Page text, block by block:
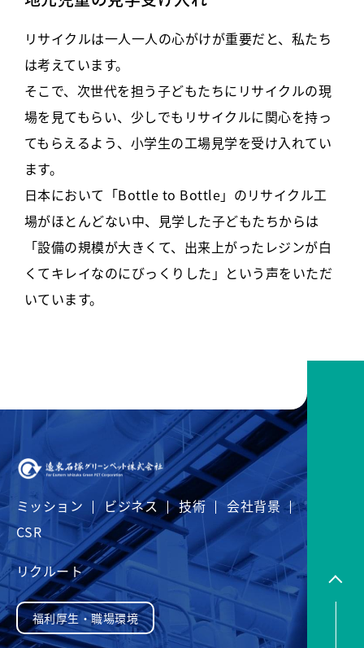
リサイクルは一人一人の心がけが重要だと、私たち
は考えています。
そこで、次世代を担う子どもたちにリサイクルの現
場を見てもらい、少しでもリサイクルに関心を持っ
てもらえるよう、小学生の工場見学を受け入れてい
ます。
日本において「Bottle to Bottle」のリサイクル工
場がほとんどない中、見学した子どもたちからは
「設備の規模が大きくて、出来上がったレジンが白
くてキレイなのにびっくりした」という声をいただ
いています。
ミッション ビジネス 技術
会社背景
CSR
リクルート
福利厚生・職場環境